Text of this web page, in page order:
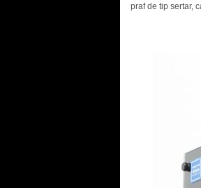
praf de tip sertar,